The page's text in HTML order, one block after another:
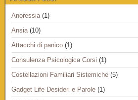
Anoressia(1)
Ansia(10)
Attacchi di panico (1)
Consulenza Psicologica Corsi (1)
Costellazioni Familiari Sistemiche (5)
Gadget Life Desideri e Parole (1)